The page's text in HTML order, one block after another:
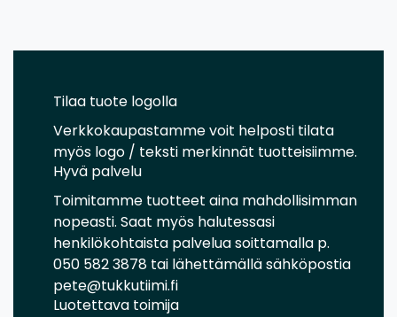
Tilaa tuote logolla
Verkkokaupastamme voit helposti tilata
myös logo / teksti merkinnät tuotteisiimme.
Hyvä palvelu
Toimitamme tuotteet aina mahdollisimman
nopeasti. Saat myös halutessasi
henkilökohtaista palvelua soittamalla p.
050 582 3878 tai lähettämällä sähköpostia
pete@tukkutiimi.fi
Luotettava toimija